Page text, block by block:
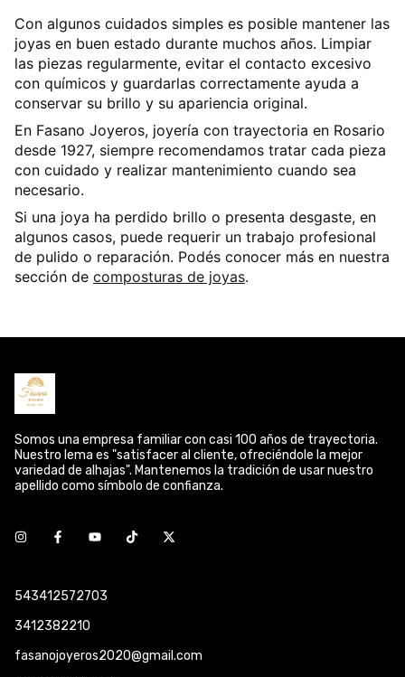
Con algunos cuidados simples es posible mantener las
joyas en buen estado durante muchos años. Limpiar
las piezas regularmente, evitar el contacto excesivo
con químicos y guardarlas correctamente ayuda a
conservar su brillo y su apariencia original.
En Fasano Joyeros, joyería con trayectoria en Rosario
desde 1927, siempre recomendamos tratar cada pieza
con cuidado y realizar mantenimiento cuando sea
necesario.
Si una joya ha perdido brillo o presenta desgaste, en
algunos casos, puede requerir un trabajo profesional
de pulido o reparación. Podés conocer más en nuestra
sección de composturas de joyas.
Somos una empresa familiar con casi 100 años de trayectoria.
Nuestro lema es "satisfacer al cliente, ofreciéndole la mejor
variedad de alhajas". Mantenemos la tradición de usar nuestro
apellido como símbolo de confianza.
543412572703
3412382210
fasanojoyeros2020@gmail.com